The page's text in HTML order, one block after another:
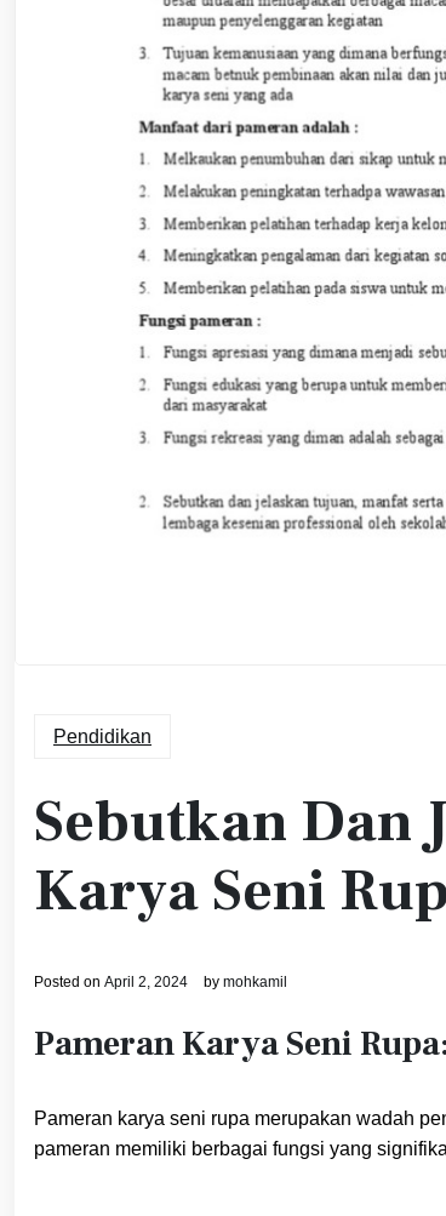
Pendidikan
Sebutkan Dan
Karya Seni
Posted on April 2, 2024 by mohkamil
Pameran Karya Seni
Pameran karya seni rupa merupakan wadah
pameran memiliki berbagai fungsi yang